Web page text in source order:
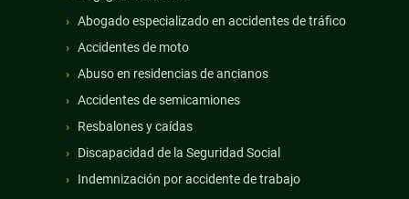
Abogado especializado en accidentes de tráfico
Accidentes de moto
Abuso en residencias de ancianos
Accidentes de semicamiones
Resbalones y caídas
Discapacidad de la Seguridad Social
Indemnización por accidente de trabajo